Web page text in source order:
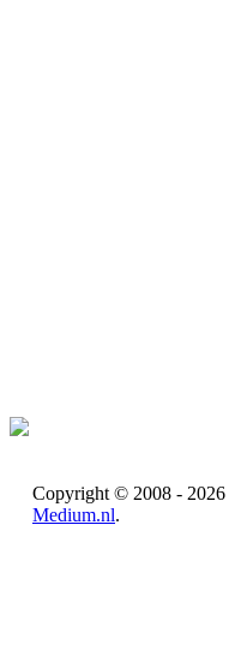
Copyright © 2008 - 2026
Medium.nl.